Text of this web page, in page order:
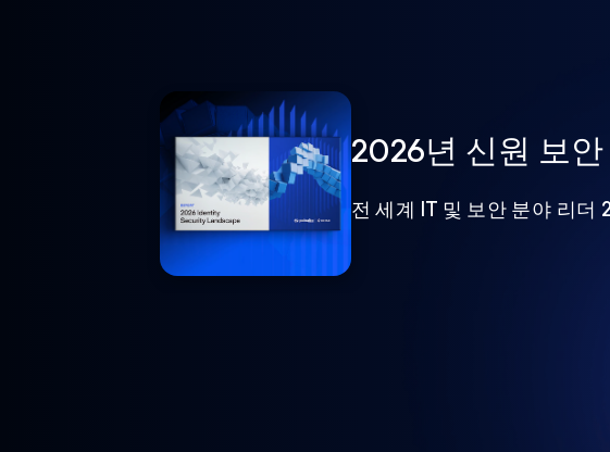
2026년 신원 보안
전 세계 IT 및 보안 분야 리더